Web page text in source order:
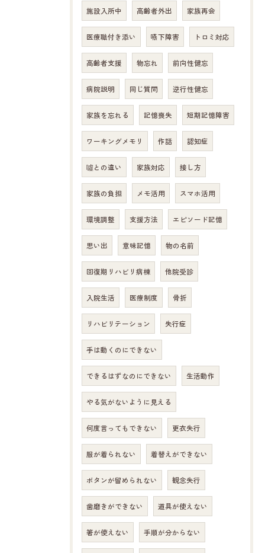
施設入所中 高齢者外出 家族再会
医療職付き添い 嚥下障害 トロミ対応
高齢者支援 物忘れ 前向性健忘
病院説明 同じ質問 逆行性健忘
家族を忘れる 記憶喪失 短期記憶障害
ワーキングメモリ 作話 認知症
噓との違い 家族対応 接し方
家族の負担 メモ活用 スマホ活用
環境調整 支援方法 エピソード記憶
思い出 意味記憶 物の名前
回復期リハビリ病棟 他院受診
入院生活 医療制度 骨折
リハビリテーション 失行症
手は動くのにできない
できるはずなのにできない 生活動作
やる気がないように見える
何度言ってもできない 更衣失行
服が着られない 着替えができない
ボタンが留められない 観念失行
歯磨きができない 道具が使えない
箸が使えない 手順が分からない